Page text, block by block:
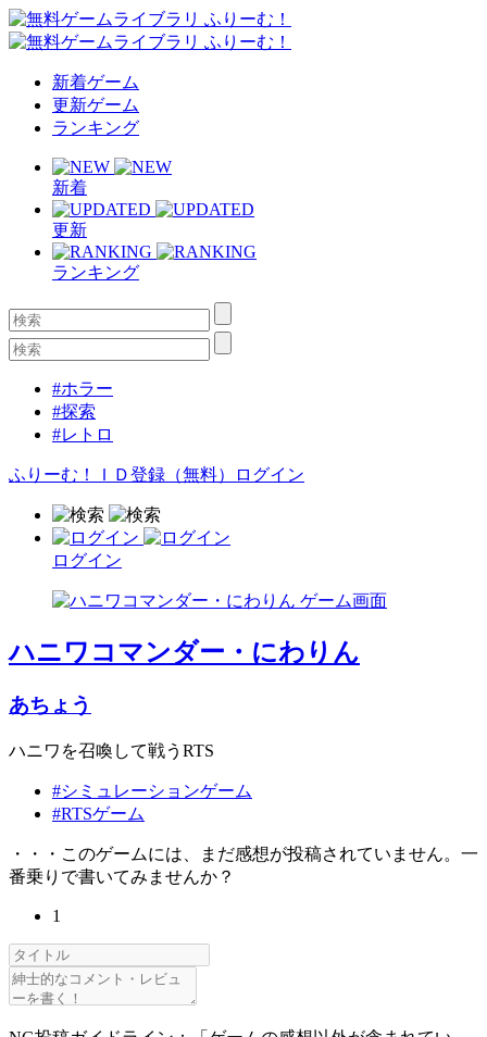
新着ゲーム
更新ゲーム
ランキング
新着
更新
ランキング
#ホラー
#探索
#レトロ
ふりーむ！ＩＤ登録（無料） ログイン
ログイン
ハニワコマンダー・にわりん
あちょう
ハニワを召喚して戦うRTS
#シミュレーションゲーム
#RTSゲーム
・・・このゲームには、まだ感想が投稿されていません。一
番乗りで書いてみませんか？
1